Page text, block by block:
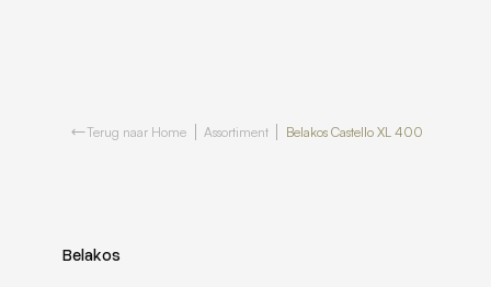
Terug naar Home Assortiment Belakos Castello XL 400
Belakos